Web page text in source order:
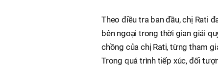
Theo điều tra ban đầu, chị Rati
bên ngoại trong thời gian giải
chồng của chị Rati, từng tham
Trong quá trình tiếp xúc, đối